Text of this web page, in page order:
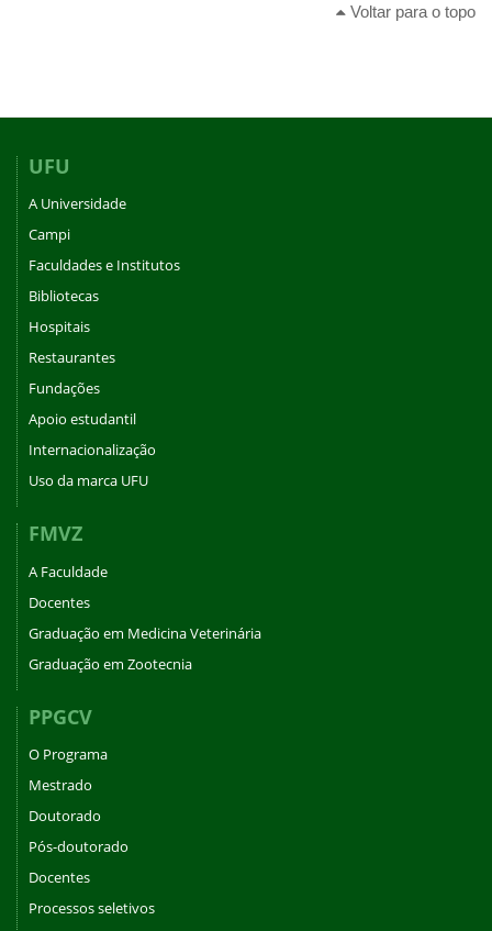
Voltar para o topo
UFU
A Universidade
Campi
Faculdades e Institutos
Bibliotecas
Hospitais
Restaurantes
Fundações
Apoio estudantil
Internacionalização
Uso da marca UFU
FMVZ
A Faculdade
Docentes
Graduação em Medicina Veterinária
Graduação em Zootecnia
PPGCV
O Programa
Mestrado
Doutorado
Pós-doutorado
Docentes
Processos seletivos